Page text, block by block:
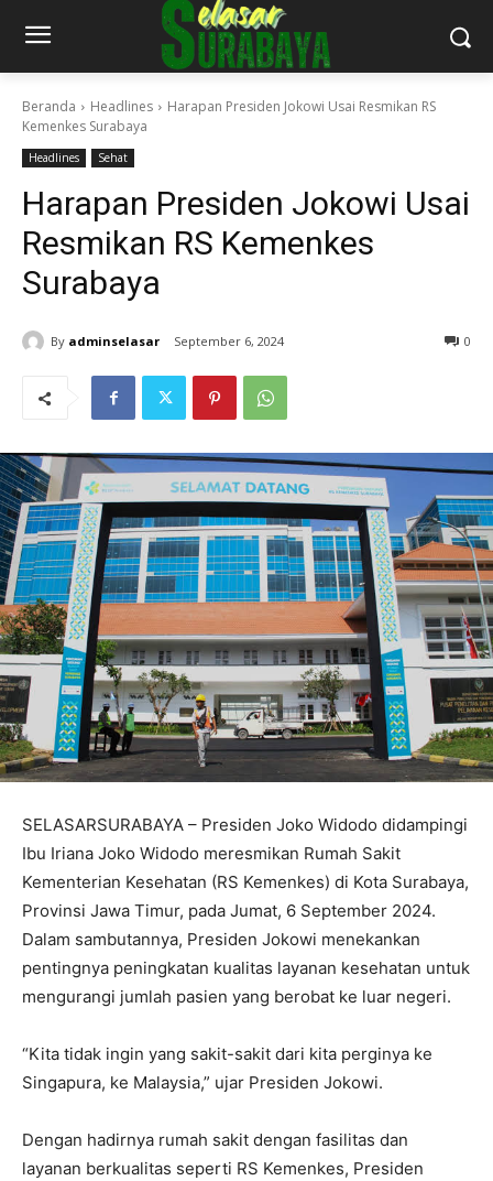
Beranda Headlines
Harapan Presiden Jokowi Usai Resmikan RS
Kemenkes Surabaya
Headlines Sehat
Harapan Presiden Jokowi Usai
Resmikan RS Kemenkes
Surabaya
By adminselasar September 6, 2024 0
SELASARSURABAYA – Presiden Joko Widodo didampingi
Ibu Iriana Joko Widodo meresmikan Rumah Sakit
Kementerian Kesehatan (RS Kemenkes) di Kota Surabaya,
Provinsi Jawa Timur, pada Jumat, 6 September 2024.
Dalam sambutannya, Presiden Jokowi menekankan
pentingnya peningkatan kualitas layanan kesehatan untuk
mengurangi jumlah pasien yang berobat ke luar negeri.
“Kita tidak ingin yang sakit-sakit dari kita perginya ke
Singapura, ke Malaysia,” ujar Presiden Jokowi.
Dengan hadirnya rumah sakit dengan fasilitas dan
layanan berkualitas seperti RS Kemenkes, Presiden